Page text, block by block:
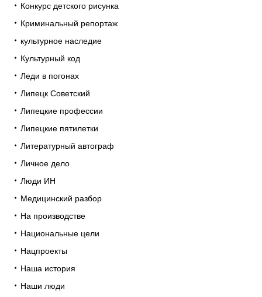
Конкурс детского рисунка
Криминальный репортаж
культурное наследие
Культурный код
Леди в погонах
Липецк Советский
Липецкие профессии
Липецкие пятилетки
Литературный автограф
Личное дело
Люди ИН
Медицинский разбор
На производстве
Национальные цели
Нацпроекты
Наша история
Наши люди